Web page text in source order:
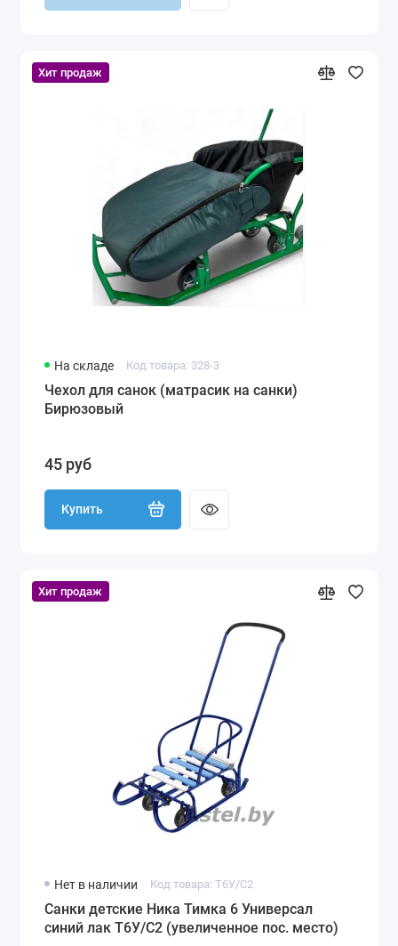
Хит продаж
На складе Код товара: 328-3
Чехол для санок (матрасик на санки)
Бирюзовый
45 руб
Купить
Хит продаж
Нет в наличии Код товара: Т6У/C2
Санки детские Ника Тимка 6 Универсал
синий лак Т6У/C2 (увеличенное пос. место)